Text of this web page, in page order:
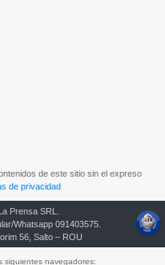
de este sitio sin el expreso
de privacidad
Prensa SRL.
Whatsapp 091403575.
56, Salto – ROU
siguientes navegadores: